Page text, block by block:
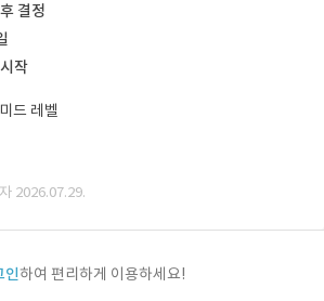
결정
작
미드 레벨
2026.07.29.
인하여 편리하게 이용하세요!